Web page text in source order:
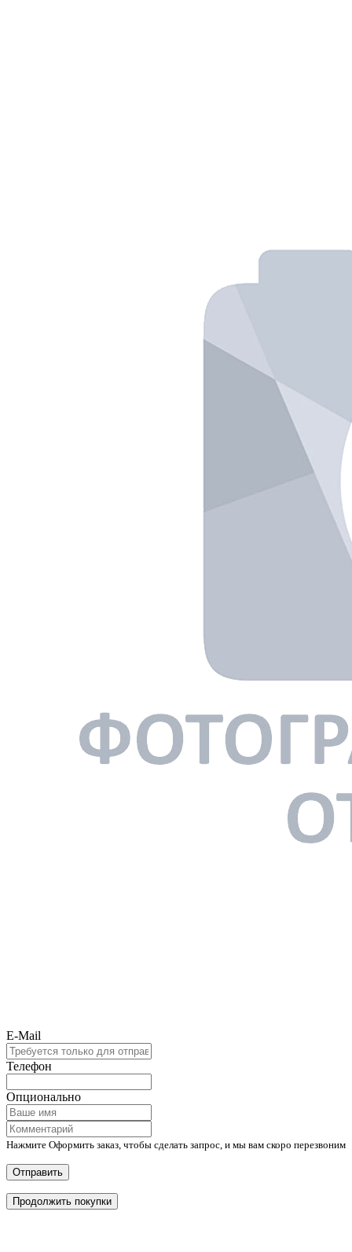
E-Mail
Телефон
Опционально
Нажмите Оформить заказ, чтобы сделать запрос, и мы вам скоро перезвоним
Отправить
Продолжить покупки